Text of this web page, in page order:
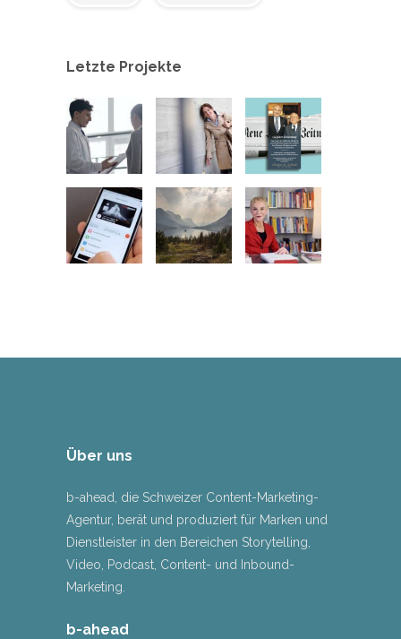
Letzte Projekte
Über uns
b-ahead, die Schweizer Content-Marketing-
Agentur, berät und produziert für Marken und
Dienstleister in den Bereichen Storytelling,
Video, Podcast, Content- und Inbound-
Marketing.
b-ahead